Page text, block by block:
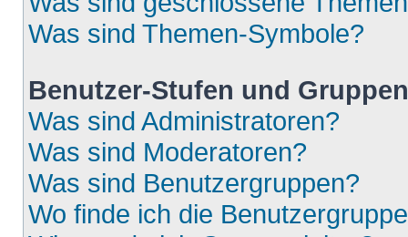
Was sind Themen-Symbole?
Benutzer-Stufen und Gruppen
Was sind Administratoren?
Was sind Moderatoren?
Was sind Benutzergruppen?
Wo finde ich die